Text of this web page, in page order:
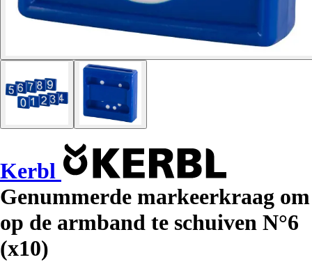
Kerbl
Genummerde markeerkraag om
op de armband te schuiven N°6
(x10)